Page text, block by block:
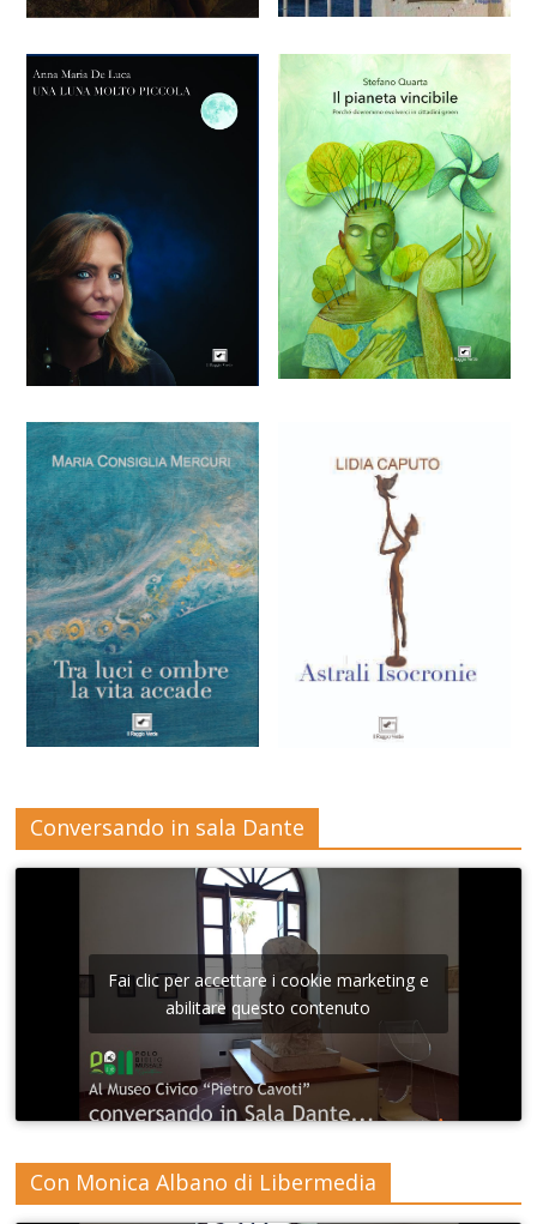
Conversando in sala Dante
Fai clic per accettare i cookie marketing e
abilitare questo contenuto
Con Monica Albano di Libermedia